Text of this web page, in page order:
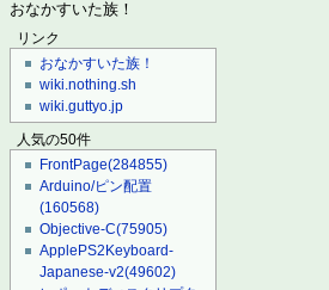
おなかすいた族！
リンク
おなかすいた族！
wiki.nothing.sh
wiki.guttyo.jp
人気の50件
FrontPage(284855)
Arduino/ピン配置
(160568)
Objective-C(75905)
ApplePS2Keyboard-
Japanese-v2(49602)